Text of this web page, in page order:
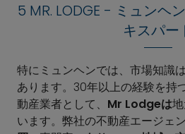
5 MR. LODGE - ミュンヘ
キスパー
特にミュンヘンでは、市場知識
あります。30年以上の経験を持
動産業者として、 Mr Lodgeは
います。弊社の不動産エージェン